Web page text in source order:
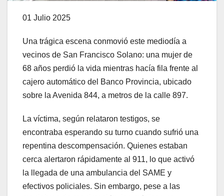
01 Julio 2025
Una trágica escena conmovió este mediodía a
vecinos de San Francisco Solano: una mujer de
68 años perdió la vida mientras hacía fila frente al
cajero automático del Banco Provincia, ubicado
sobre la Avenida 844, a metros de la calle 897.
La víctima, según relataron testigos, se
encontraba esperando su turno cuando sufrió una
repentina descompensación. Quienes estaban
cerca alertaron rápidamente al 911, lo que activó
la llegada de una ambulancia del SAME y
efectivos policiales. Sin embargo, pese a las